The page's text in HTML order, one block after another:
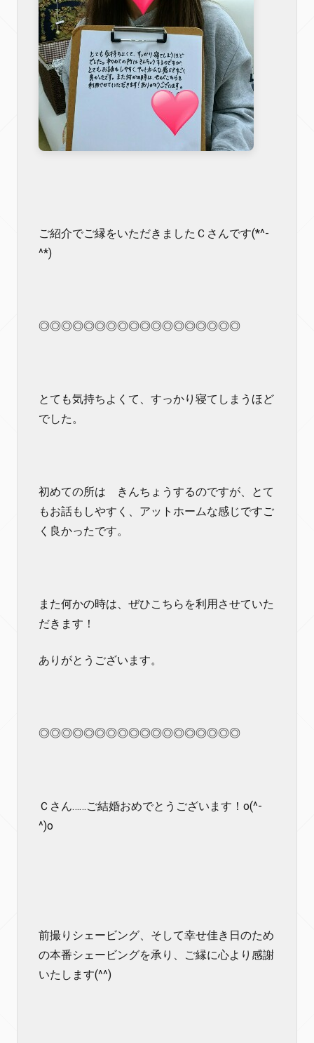
ご紹介でご縁をいただきましたＣさんです(*^-
^*)
◎◎◎◎◎◎◎◎◎◎◎◎◎◎◎◎◎◎
とても気持ちよくて、すっかり寝てしまうほど
でした。
初めての所は きんちょうするのですが、とて
もお話もしやすく、アットホームな感じですご
く良かったです。
また何かの時は、ぜひこちらを利用させていた
だきます！
ありがとうございます。
◎◎◎◎◎◎◎◎◎◎◎◎◎◎◎◎◎◎
Ｃさん……ご結婚おめでとうございます！o(^-
^)o
前撮りシェービング、そして幸せ佳き日のため
の本番シェービングを承り、ご縁に心より感謝
いたします(^^)